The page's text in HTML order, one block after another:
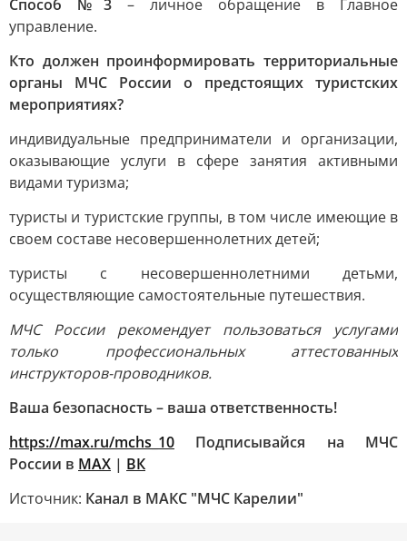
Способ №3 – личное обращение в Главное
управление.
Кто должен проинформировать территориальные
органы МЧС России о предстоящих туристских
мероприятиях?
индивидуальные предприниматели и организации,
оказывающие услуги в сфере занятия активными
видами туризма;
туристы и туристские группы, в том числе имеющие в
своем составе несовершеннолетних детей;
туристы с несовершеннолетними детьми,
осуществляющие самостоятельные путешествия.
МЧС России рекомендует пользоваться услугами
только профессиональных аттестованных
инструкторов-проводников.
Ваша безопасность – ваша ответственность!
https://max.ru/mchs_10 Подписывайся на МЧС
России в MAX | ВК
Источник: Канал в МАКС "МЧС Карелии"